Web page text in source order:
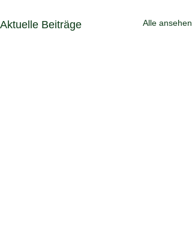
Aktuelle Beiträge Alle ansehen